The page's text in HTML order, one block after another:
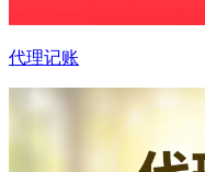
代理记账